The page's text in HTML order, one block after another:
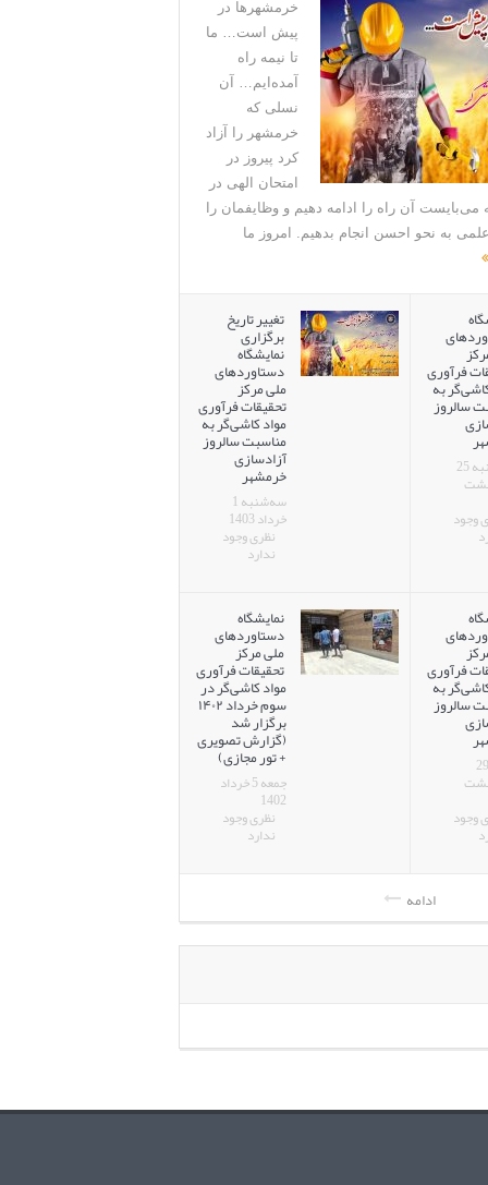
خرمشهرها در
پیش است… ما
تا نیمه راه
آمده‌ایم… آن
نسلی که
خرمشهر را آزاد
کرد پیروز در
امتحان الهی در
می‌بایست آن راه را ادامه دهیم و وظایفمان را
به نحو احسن انجام بدهیم. امروز ما
تغییر تاریخ
برگزاری
نمایشگاه
دستاوردهای
ملی مرکز
تحقیقات فرآوری
مواد کاشی‌گر به
مناسبت سالروز
آزادسازی
خرمشهر
سه‌شنبه 1
خرداد 1403
نظری وجود
ندارد
فرآوری
به
سالروز
سه‌شنبه 25
وجود
نمایشگاه
دستاوردهای
ملی مرکز
تحقیقات فرآوری
مواد کاشی‌گر در
سوم خرداد ۱۴۰۲
برگزار شد
(گزارش تصویری
+ تور مجازی)
جمعه 5 خرداد
1402
نظری وجود
ندارد
فرآوری
به
سالروز
جمعه 29
وجود
ادامه